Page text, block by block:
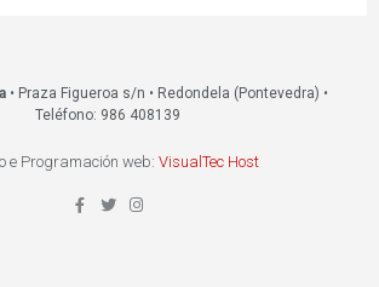
• Praza Figueroa s/n • Redondela (Pontevedra) •
Teléfono: 986 408139
e Programación web: VisualTec Host